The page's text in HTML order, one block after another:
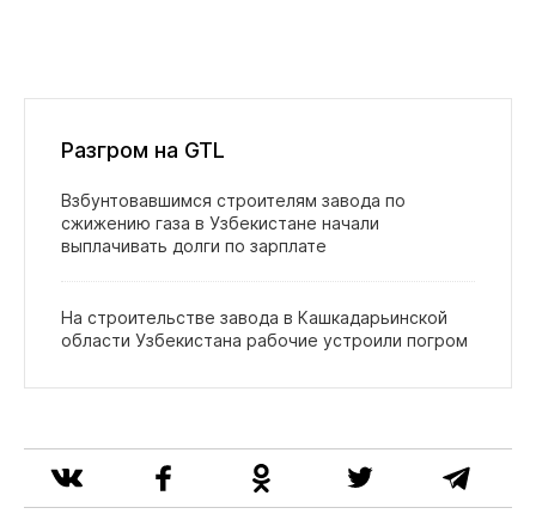
Разгром на GTL
Взбунтовавшимся строителям завода по
сжижению газа в Узбекистане начали
выплачивать долги по зарплате
На строительстве завода в Кашкадарьинской
области Узбекистана рабочие устроили погром